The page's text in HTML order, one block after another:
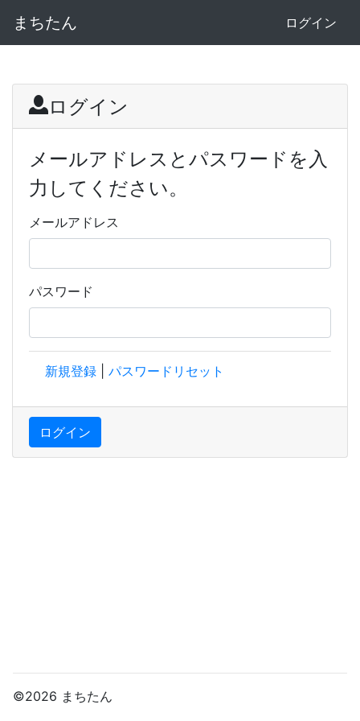
まちたん ログイン
ログイン
メールアドレスとパスワードを入
力してください。
メールアドレス
パスワード
新規登録 パスワードリセット
ログイン
©2026 まちたん